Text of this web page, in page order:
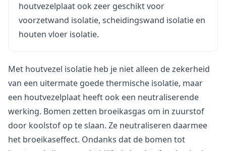
houtvezelplaat ook zeer geschikt voor
voorzetwand isolatie, scheidingswand isolatie en
houten vloer isolatie.
Met houtvezel isolatie heb je niet alleen de zekerheid
van een uitermate goede thermische isolatie, maar
een houtvezelplaat heeft ook een neutraliserende
werking. Bomen zetten broeikasgas om in zuurstof
door koolstof op te slaan. Ze neutraliseren daarmee
het broeikaseffect. Ondanks dat de bomen tot